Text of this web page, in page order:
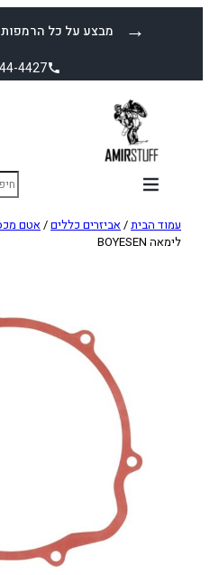
מבצע על כל הרמפות – ₪450 עד →
4427
עמוד הבית/אביזרים כללים/אטם
לימאה BOYESEN